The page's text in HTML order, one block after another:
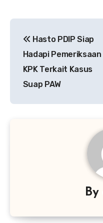
pos
Hasto PDIP Siap
Hadapi Pemeriksaan
KPK Terkait Kasus
Suap PAW
By